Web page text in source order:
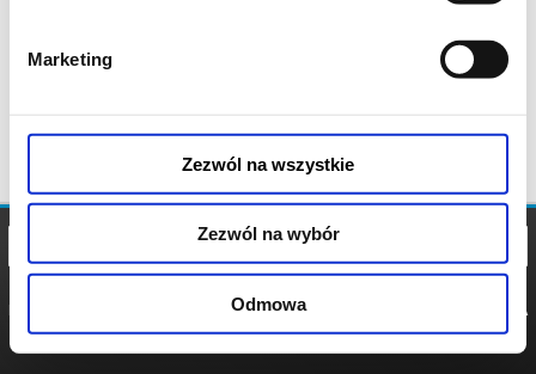
Marketing
Zezwól na wszystkie
Zezwól na wybór
Odmowa
POLITYKA
POLITYKA